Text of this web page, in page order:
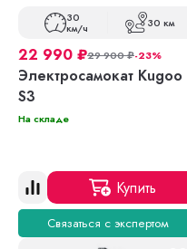
30
км/ч 30 км
22 990 ₽29 900₽-23%
Электросамокат Kugoo
S3
На складе
Купить
Связаться с экспертом